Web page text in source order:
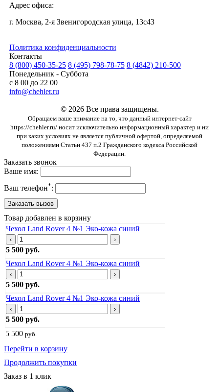
Адрес офиса:
г. Москва, 2-я Звенигородская улица, 13с43
Политика конфиденциальности
Контакты
8 (800) 450-35-25 8 (495) 798-78-75 8 (4842) 210-500
Понедельник - Суббота
с 8 00 до 22 00
info@chehler.ru
© 2026 Все права защищены.
Обращаем ваше внимание на то, что данный интернет-сайт
https://chehler.ru/ носит исключительно информационный характер и ни
при каких условиях не является публичной офертой, определяемой
положениями Статьи 437 п.2 Гражданского кодекса Российской
Федерации.
Заказать звонок
Ваше имя:
Ваш телефон*:
Товар добавлен в корзину
Чехол Land Rover 4 №1 Эко-кожа синий
‹ ›
5 500 руб.
Чехол Land Rover 4 №1 Эко-кожа синий
‹ ›
5 500 руб.
Чехол Land Rover 4 №1 Эко-кожа синий
‹ ›
5 500 руб.
5 500 руб.
Перейти в корзину
Продолжить покупки
Заказ в 1 клик